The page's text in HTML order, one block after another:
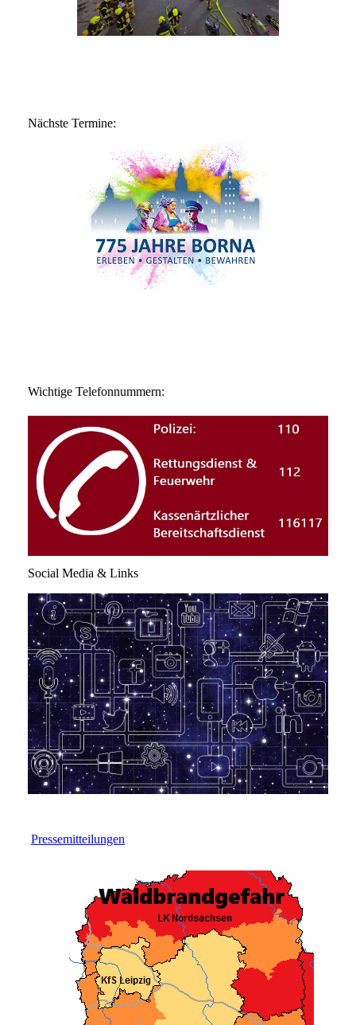
Nächste Termine:
Wichtige Telefonnummern:
Social Media & Links
Pressemitteilungen